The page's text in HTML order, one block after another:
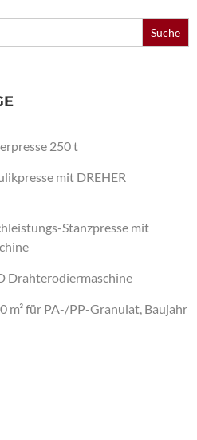
250 t
mit DREHER
Stanzpresse mit
Drahterodiermaschine
m³ für PA-/PP-Granulat, Baujahr